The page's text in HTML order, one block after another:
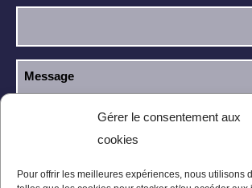
Gérer le consentement aux
cookies
Pour offrir les meilleures expériences, nous utilisons
confidentialité.